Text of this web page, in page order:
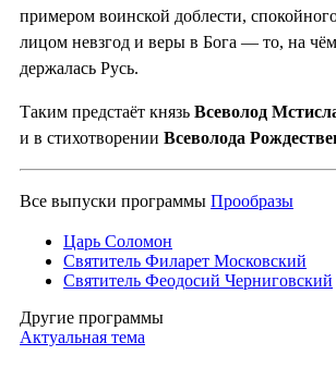
примером воинской доблести,
лицом невзгод и веры в Бога — то, на
держалась Русь.
Таким предстаёт князь Всеволод
и в стихотворении Всеволода
Все выпуски программы Прообразы
Царь Соломон
Святитель Филарет Московский
Святитель Феодосий Черниговский
Другие программы
Актуальная тема